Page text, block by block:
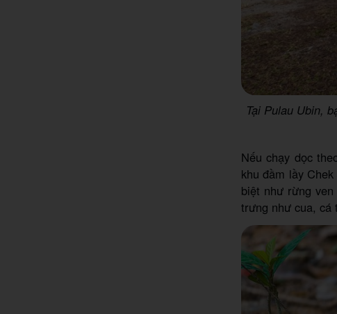
Tại Pulau Ubin,
Nếu chạy dọc
khu đầm lầy
biệt như rừng
trưng như cua, cá